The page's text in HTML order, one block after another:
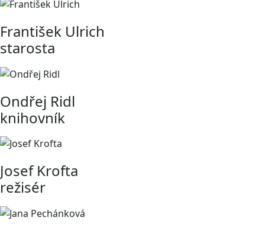
František Ulrich
starosta
Ondřej Ridl
knihovník
Josef Krofta
režisér